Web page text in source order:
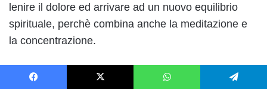
lenire il dolore ed arrivare ad un nuovo equilibrio
spirituale, perchè combina anche la meditazione e
la concentrazione.
Antigravity Yoga